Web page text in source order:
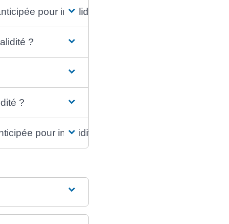
pour invalidité ?
?
?
pour invalidité ?